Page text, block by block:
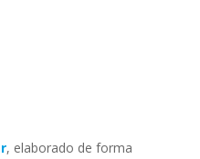
, elaborado de forma